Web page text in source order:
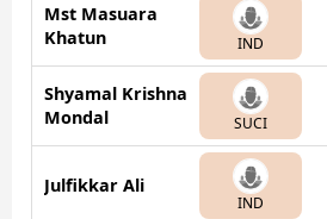
Mst Masuara
Khatun
IND
Shyamal Krishna
Mondal
SUCI
Julfikkar Ali
IND